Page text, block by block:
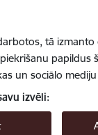
tā
papildus
un sociālo
izvēli: